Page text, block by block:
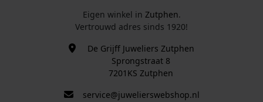
Eigen winkel in Zutphen.
Vertrouwd adres sinds 1920!
De Grijff Juweliers Zutphen
Sprongstraat 8
7201KS Zutphen
service@juwelierswebshop.nl